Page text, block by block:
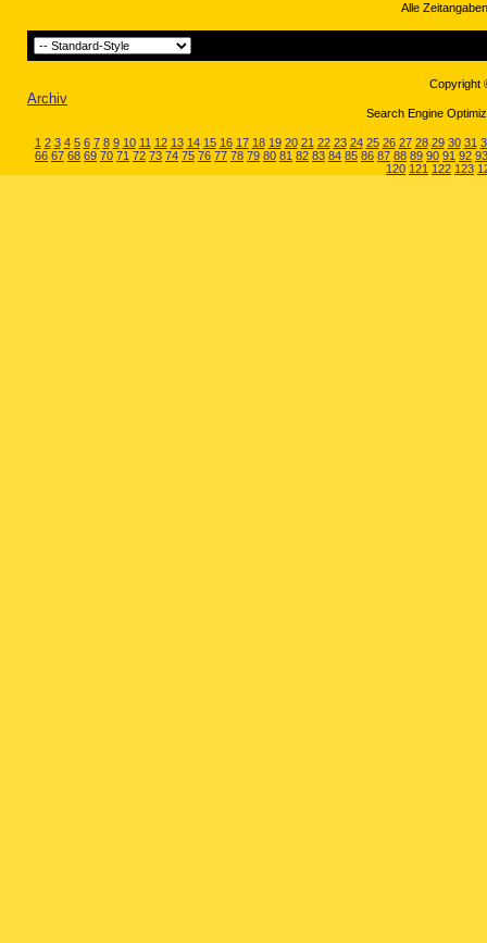
Alle
Copyright
Archiv
Search Engine
1 2 3 4 5 6 7 8 9 10 11 12 13 14 15 16 17 18 19 20 21 22 23 24 25 26 27 28 29 30 31
66 67 68 69 70 71 72 73 74 75 76 77 78 79 80 81 82 83 84 85 86 87 88 89 90 91 92 93
120 121 122 123